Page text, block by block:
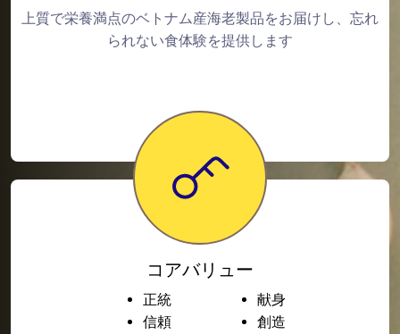
上質で栄養満点のベトナム産海老製品をお届けし、忘れ
られない食体験を提供します
コアバリュー
正統
信頼
献身
創造